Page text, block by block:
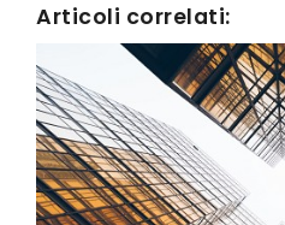
Articoli correlati: